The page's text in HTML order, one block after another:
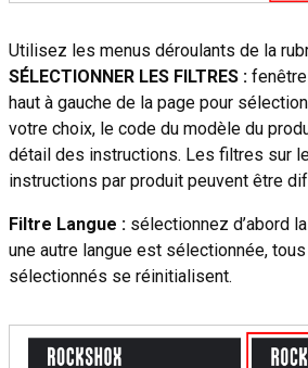
Utilisez les menus déroulants de la
SÉLECTIONNER LES FILTRES :
haut à gauche de la page pour
votre choix, le code du modèle du
détail des instructions. Les filtres sur
instructions par produit peuvent être
Filtre Langue : sélectionnez d’abord
une autre langue est sélectionnée,
sélectionnés se réinitialisent.